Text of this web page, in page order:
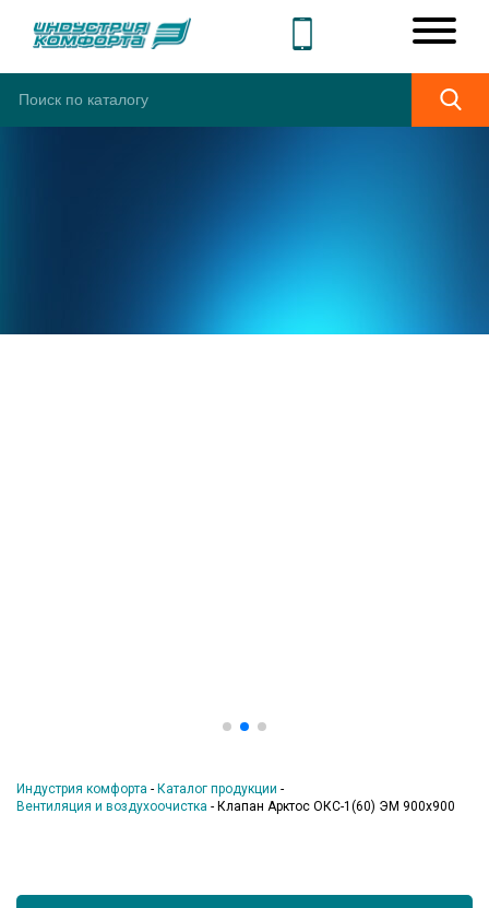
Индустрия комфорта - Каталог продукции -
Вентиляция и воздухоочистка - Клапан Арктос ОКС-1(60) ЭМ 900х900